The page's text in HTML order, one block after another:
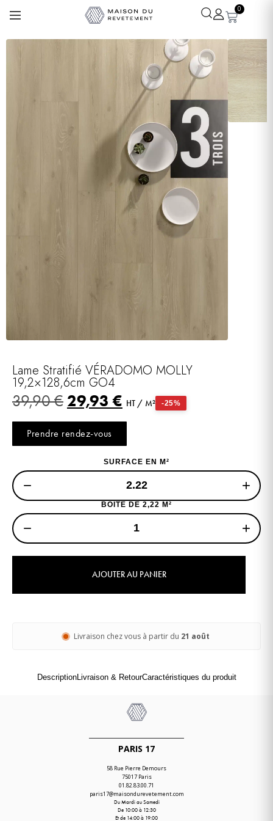
0
Lame Stratifié VÉRADOMO MOLLY
19,2×128,6cm GO4
39,90€ 29,93€ HT / M² -25%
Prendre rendez-vous
SURFACE EN M²
− +
BOITE DE 2,22 M²
− +
AJOUTER AU PANIER
Livraison chez vous à partir du 21 août
DescriptionLivraison & RetourCaractéristiques du produit
PARIS 17
58 Rue Pierre Demours
75017 Paris
01.82.83.00.71
paris17@maisondurevetement.com
Du Mardi au Samedi
De 10:00 à 12:30
Et de 14:00 à 19:00
· Experte revêtements